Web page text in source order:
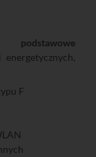
podstawowe
F